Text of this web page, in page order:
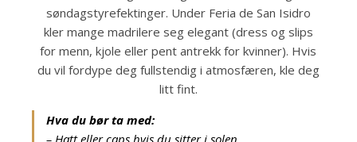
søndagstyrefektinger. Under Feria de San Isidro
kler mange madrilere seg elegant (dress og slips
for menn, kjole eller pent antrekk for kvinner). Hvis
du vil fordype deg fullstendig i atmosfæren, kle deg
litt fint.
Hva du bør ta med:
– Hatt eller caps hvis du sitter i solen